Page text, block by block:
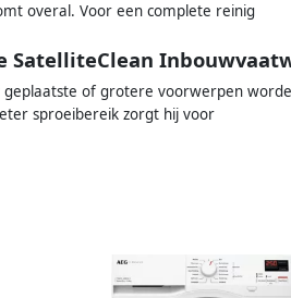
overal. Voor een complete reinig
SatelliteClean
geplaatste of grotere voorwerpen
sproeibereik zorgt hij voor